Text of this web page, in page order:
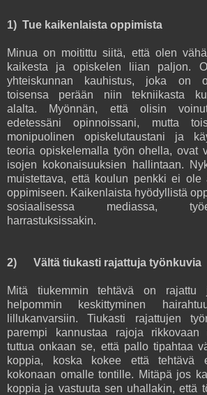
1) Tue kaikenlaista oppimista
Minua on moitittu siitä, että olen
kaikesta ja opiskelen liian paljon.
yhteiskunnan kauhistus, joka on
toisensa perään niin tekniikasta
alalta. Myönnän, että olisin
edetessäni opinnoissani, mutta
monipuolinen opiskelutaustani ja
teoria opiskelemalla työn ohella, ovat
isojen kokonaisuuksien hallintaan.
muistettava, että koulun penkki ei ole
oppimiseen. Kaikenlaista hyödyllistä
sosiaalisessa mediassa,
harrastuksissakin.
2) Vältä tiukasti rajattuja työnkuvia
Mitä tiukemmin tehtävä on rajattu
helpommin keskittyminen
lillukanvarsiin. Tiukasti rajattujen
parempi kannustaa rajoja rikkovaan
tuttua onkaan se, että pallo tipahtaa
koppia, koska kokee että tehtävä
kokonaan omalle tontille. Mitäpä jos
koppia ja vastuuta sen uhallakin, että